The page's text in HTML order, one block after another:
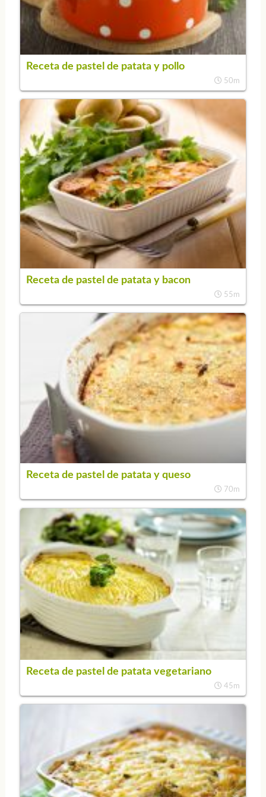
Receta de pastel de patata y pollo
50m
Receta de pastel de patata y bacon
55m
Receta de pastel de patata y queso
70m
Receta de pastel de patata vegetariano
45m